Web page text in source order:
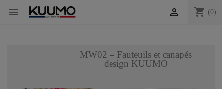
 shopping_cart (0)

MW02 – Fauteuils et canapés
design KUUMO